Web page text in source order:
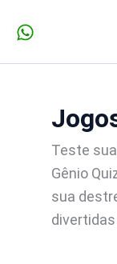
para
Teste
Gênio
sua